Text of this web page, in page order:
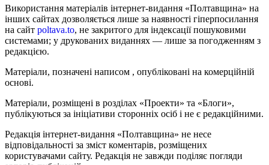
Використання матеріалів інтернет-видання «Полтавщина» на
інших сайтах дозволяється лише за наявності гіперпосилання
на сайт poltava.to, не закритого для індексації пошуковими
системами; у друкованих виданнях — лише за погодженням з
редакцією.
Матеріали, позначені написом , опубліковані на комерційній
основі.
Матеріали, розміщені в розділах «Проекти» та «Блоги»,
публікуються за ініціативи сторонніх осіб і не є редакційними.
Редакція інтернет-видання «Полтавщина» не несе
відповідальності за зміст коментарів, розміщених
користувачами сайту. Редакція не завжди поділяє погляди